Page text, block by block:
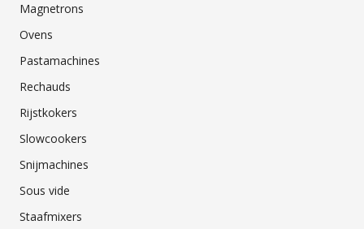
Magnetrons
Ovens
Pastamachines
Rechauds
Rijstkokers
Slowcookers
Snijmachines
Sous vide
Staafmixers